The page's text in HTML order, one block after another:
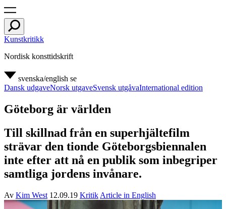
Kunstkritikk
Nordisk konsttidskrift
svenska/english se
Dansk udgaveNorsk utgaveSvensk utgåvaInternational edition
Göteborg är världen
Till skillnad från en superhjältefilm
strävar den tionde Göteborgsbiennalen
inte efter att nå en publik som inbegriper
samtliga jordens invånare.
Av Kim West 12.09.19 Kritik Article in English